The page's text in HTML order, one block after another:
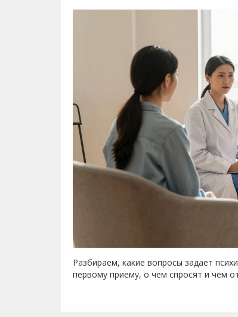
Разбираем, какие вопросы задает
первому приему, о чем спросят и чем